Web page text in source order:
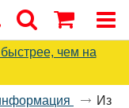
чем на
Из